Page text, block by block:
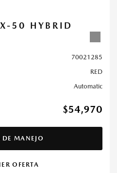
50 HYBRID
70021285
RED
Automatic
$54,970
DE MANEJO
OFERTA